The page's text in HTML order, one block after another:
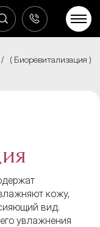
/ Биоревитализация
кожу,
вид.
увлажнения